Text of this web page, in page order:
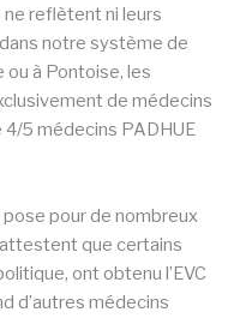
ne reflètent ni leurs
notre système de
ou à Pontoise, les
de médecins
4/5 médecins PADHUE
pour de nombreux
que certains
ont obtenu l’EVC
d’autres médecins